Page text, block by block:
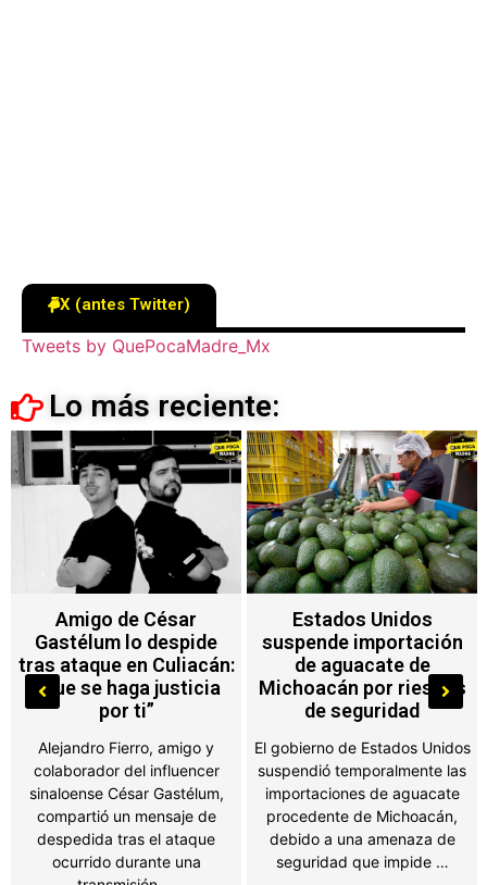
X (antes Twitter)
Tweets by QuePocaMadre_Mx
Lo más reciente:
Estados Unidos
suspende importación
de aguacate de
Michoacán por riesgos
de seguridad
El gobierno de Estados Unidos
suspendió temporalmente las
importaciones de aguacate
procedente de Michoacán,
debido a una amenaza de
seguridad que impide …
Brad Pitt y Angelina
Jolie vuelven a los
tribunales por
documentos financieros
del viñedo Chateau
El actor acusa a su exesposa
de no entregar información
sobre sus ingresos tras la
separación; Jolie asegura que
la petición es …